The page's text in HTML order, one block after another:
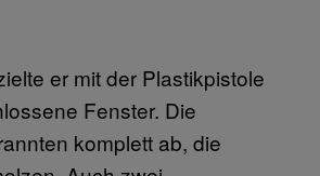
er mit der Plastikpistole
Fenster. Die
komplett ab, die